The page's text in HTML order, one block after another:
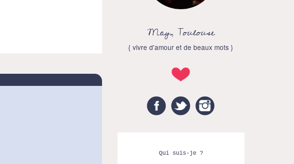
May, Toulouse
{ vivre d'amour et de beaux mots }
FacebookTwitter
Qui suis-je ?